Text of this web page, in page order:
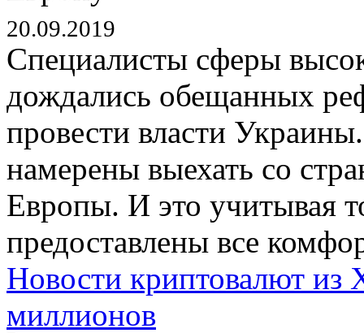
20.09.2019
Специалисты сферы
дождались обещанных
провести власти
намерены выехать со
Европы. И это учитывая
предоставлены все
Новости криптовалют
миллионов